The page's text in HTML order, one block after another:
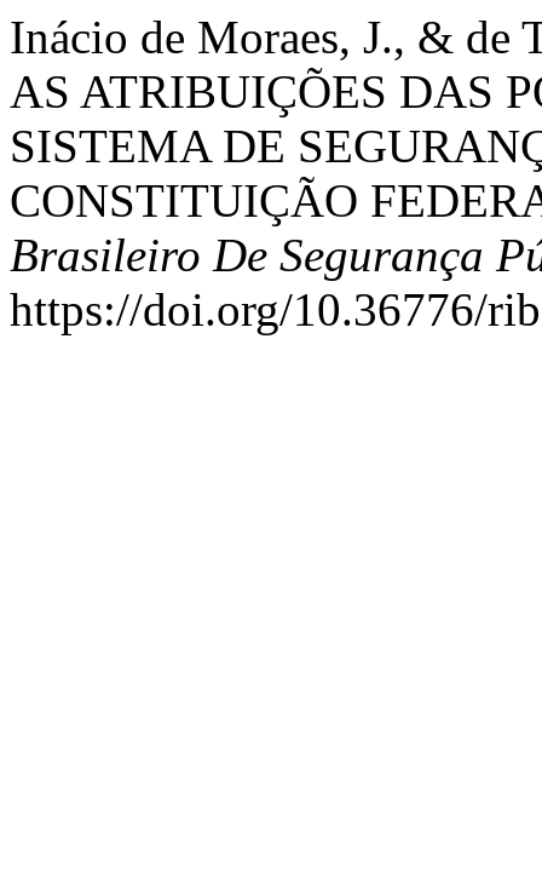
Inácio de Moraes, J., & de
AS ATRIBUIÇÕES DAS
SISTEMA DE
CONSTITUIÇÃO
Brasileiro De Segurança
https://doi.org/10.36776/